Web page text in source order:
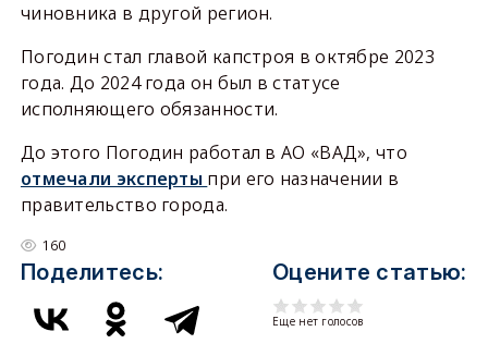
чиновника в другой регион.
Погодин стал главой капстроя в октябре 2023
года. До 2024 года он был в статусе
исполняющего обязанности.
До этого Погодин работал в АО «ВАД», что
отмечали эксперты при его назначении в
правительство города.
160
Поделитесь: Оцените статью:
Еще нет голосов